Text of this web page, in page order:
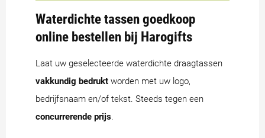
Waterdichte tassen goedkoop
online bestellen bij Harogifts
Laat uw geselecteerde waterdichte draagtassen
vakkundig bedrukt worden met uw logo,
bedrijfsnaam en/of tekst. Steeds tegen een
concurrerende prijs.